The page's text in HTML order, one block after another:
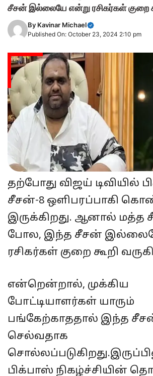
சீசன் இல்லையே என்று ரசிகர்கள் குறை
By Kavinar Michael
Published On: October 23, 2024 2:10 pm
தற்போது விஜய் டிவியில்
சீசன்-8 ஒளிபரப்பாகி
இருக்கிறது. ஆனால் மத்த
போல, இந்த சீசன்
ரசிகர்கள் குறை கூறி
என்றென்றால், முக்கிய
போட்டியாளர்கள் யாரும்
பங்கேற்காததால் இந்த
செல்வதாக
பிக்பாஸ் நிகழ்ச்சியின்